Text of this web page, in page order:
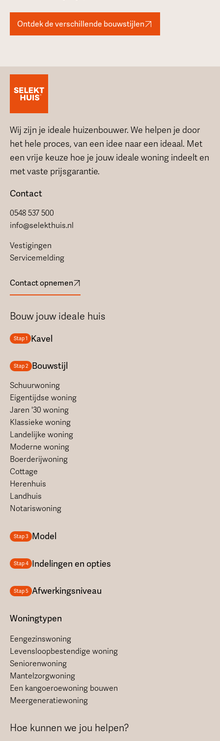
Ontdek de verschillende bouwstijlen
Wij zijn je ideale huizenbouwer. We helpen je door
het hele proces, van een idee naar een ideaal. Met
een vrije keuze hoe je jouw ideale woning indeelt en
met vaste prijsgarantie.
Contact
0548 537 500
info@selekthuis.nl
Vestigingen
Servicemelding
Contact opnemen
Bouw jouw ideale huis
Stap 1 Kavel
Stap 2 Bouwstijl
Schuurwoning
Eigentijdse woning
Jaren '30 woning
Klassieke woning
Landelijke woning
Moderne woning
Boerderijwoning
Cottage
Herenhuis
Landhuis
Notariswoning
Stap 3 Model
Stap 4 Indelingen en opties
Stap 5 Afwerkingsniveau
Woningtypen
Eengezinswoning
Levensloopbestendige woning
Seniorenwoning
Mantelzorgwoning
Een kangoeroewoning bouwen
Meergeneratiewoning
Hoe kunnen we jou helpen?